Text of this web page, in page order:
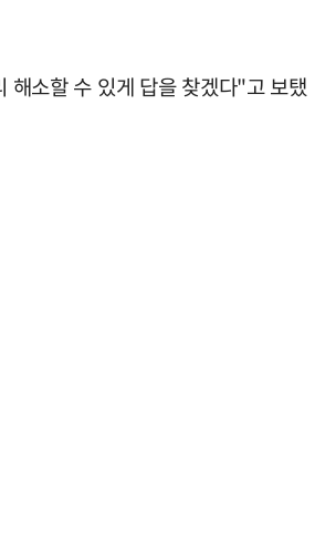
해소할 수 있게 답을 찾겠다"고 보탰